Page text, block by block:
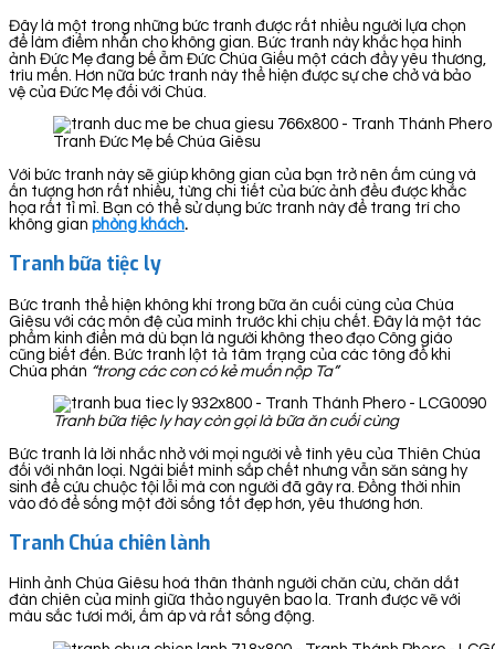
Đây là một trong những bức tranh được rất nhiều người lựa chọn
để làm điểm nhấn cho không gian. Bức tranh này khắc họa hình
ảnh Đức Mẹ đang bế ẵm Đức Chúa Giếu một cách đầy yêu thương,
trìu mến. Hơn nữa bức tranh này thể hiện được sự che chở và bảo
vệ của Đức Mẹ đối với Chúa.
Tranh Đức Mẹ bế Chúa Giêsu
Với bức tranh này sẽ giúp không gian của bạn trở nên ấm cúng và
ấn tượng hơn rất nhiều, từng chi tiết của bức ảnh đều được khắc
họa rất tỉ mỉ. Bạn có thể sử dụng bức tranh này để trang trí cho
không gian phòng khách.
Tranh bữa tiệc ly
Bức tranh thể hiện không khí trong bữa ăn cuối cùng của Chúa
Giêsu với các môn đệ của mình trước khi chịu chết. Đây là một tác
phẩm kinh điển mà dù bạn là người không theo đạo Công giáo
cũng biết đến. Bức tranh lột tả tâm trạng của các tông đồ khi
Chúa phán “trong các con có kẻ muốn nộp Ta”
Tranh bữa tiệc ly hay còn gọi là bữa ăn cuối cùng
Bức tranh là lời nhắc nhở với mọi người về tình yêu của Thiên Chúa
đối với nhân loại. Ngài biết mình sắp chết nhưng vẫn săn sàng hy
sinh để cứu chuộc tội lỗi mà con người đã gây ra. Đồng thời nhìn
vào đó để sống một đời sống tốt đẹp hơn, yêu thương hơn.
Tranh Chúa chiên lành
Hình ảnh Chúa Giêsu hoá thân thành người chăn cừu, chăn dắt
đàn chiên của mình giữa thảo nguyên bao la. Tranh được vẽ với
màu sắc tươi mới, ấm áp và rất sống động.